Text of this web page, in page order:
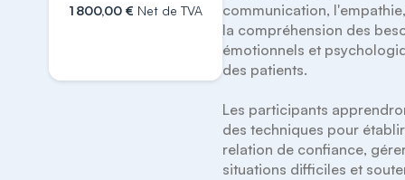
1 800,00 € Net de TVA
communication,
la compréhension des
émotionnels et
des patients.
Les participants
des techniques pour
relation de confiance,
situations difficiles et